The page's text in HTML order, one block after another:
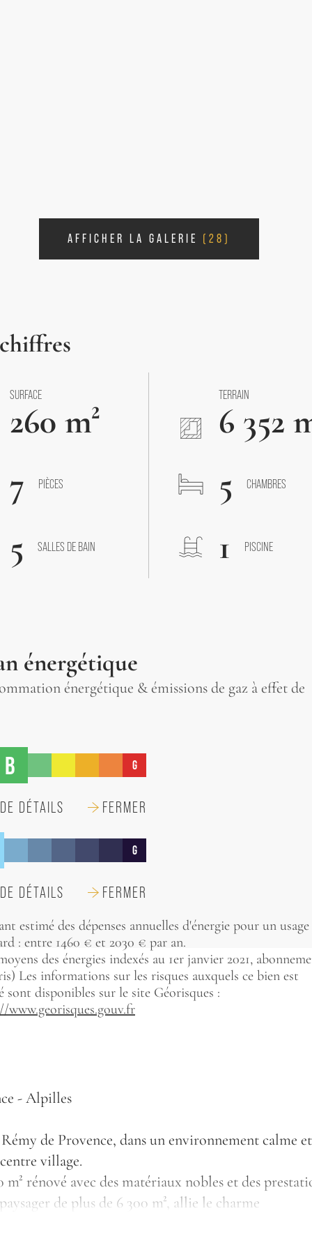
AFFICHER LA GALERIE (28)
SURFACE
260 m²
TERRAIN
6 352
7
PIÈCES 5 CHAMBRES
5 SALLES DE BAIN 1 PISCINE
énergétique
énergétique & émissions de gaz à effet de
B G
DÉTAILS FERMER
G
DÉTAILS FERMER
estimé des dépenses annuelles d'énergie pour un usage
: entre 1460 € et 2030 € par an.
des énergies indexés au 1er janvier 2021,
Les informations sur les risques auxquels ce bien est
sont disponibles sur le site Géorisques :
www.georisques.gouv.fr
- Alpilles
de Provence, dans un environnement calme et
village.
rénové avec des matériaux nobles et des
de plus de 6 300 m², allie le charme